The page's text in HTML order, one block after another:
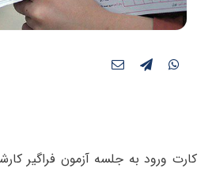
کارت ورود به جلسه آزمون فراگیر